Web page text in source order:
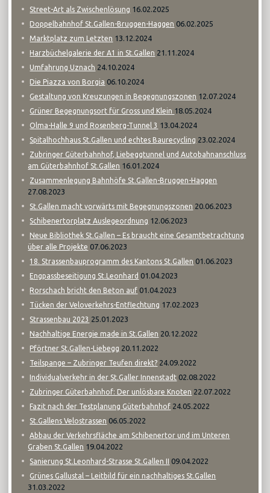
Street-Art als Zwischenlösung 16.02.2025
Doppelbahnhof St.Gallen-Bruggen-Haggen 06.02.2025
Marktplatz zum Letzten 13.12.2024
Harzbüchelgalerie der A1 in St.Gallen 21.11.2024
Umfahrung Uznach 24.10.2024
Die Piazza von Borgia 06.10.2024
Gestaltung von Kreuzungen in Begegnungszonen 12.07.2024
Grüner Begegnungsort für Gross und Klein 18.05.2024
Olma-Halle 9 und Rosenberg-Tunnel 3 13.04.2024
Spitalhochhaus St.Gallen und echtes Baurecycling 23.02.2024
Zubringer Güterbahnhof, Liebeggtunnel und Autobahnanschluss
am Güterbahnhof St.Gallen 16.01.2024
Zusammenlegung Bahnhöfe St.Gallen-Bruggen-Haggen
27.08.2023
St.Gallen macht vorwärts mit Begegnungszonen 20.06.2023
Schibenertorplatz Auslegeordnung 12.06.2023
Neue Bibliothek St.Gallen – Es braucht eine Gesamtbetrachtung
über alle Projekte 07.06.2023
18. Strassenbauprogramm des Kantons St.Gallen 01.06.2023
Engpassbeseitigung St.Leonhard 01.04.2023
Rorschach bricht den Beton auf 01.04.2023
Tücken der Veloverkehrs-Entflechtung 17.02.2023
Strassenbau 2023 25.01.2023
Nachhaltige Energie made in St.Gallen 20.12.2022
Pförtner St.Gallen-Liebegg 20.11.2022
Teilspange – Zubringer Teufen direkt? 24.09.2022
Individualverkehr in der St.Galler Innenstadt 02.08.2022
Zubringer Güterbahnhof: Der unlösbare Knoten 22.07.2022
Fazit nach der Testplanung Güterbahnhof 24.05.2022
St.Gallens Velostrassen 06.05.2022
Abbau der Verkehrsfläche am Schibenertor und im Unteren
Graben St.Gallen 19.04.2022
Sanierung St.Leonhard-Strasse St.Gallen II 09.04.2022
Grünes Gallustal – Leitbild für ein nachhaltiges St.Gallen
31.03.2022